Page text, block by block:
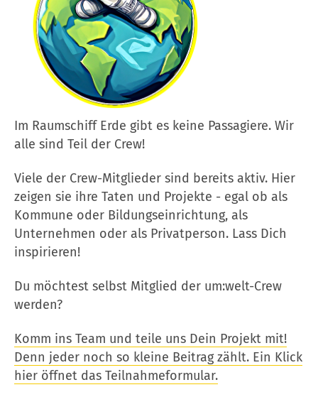
Im Raumschiff Erde gibt es keine Passagiere. Wir
alle sind Teil der Crew!
Viele der Crew-Mitglieder sind bereits aktiv. Hier
zeigen sie ihre Taten und Projekte - egal ob als
Kommune oder Bildungseinrichtung, als
Unternehmen oder als Privatperson. Lass Dich
inspirieren!
Du möchtest selbst Mitglied der um:welt-Crew
werden?
Komm ins Team und teile uns Dein Projekt mit!
Denn jeder noch so kleine Beitrag zählt. Ein Klick
hier öffnet das Teilnahmeformular.